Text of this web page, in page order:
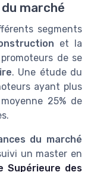
marché
segments
et la
de se
. Une étude du
ayant plus
25% de
du marché
un master en
Supérieure des